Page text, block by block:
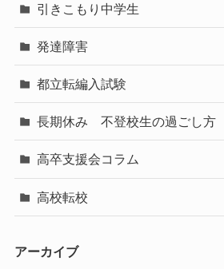
引きこもり中学生
発達障害
都立転編入試験
長期休み 不登校生の過ごし方
高卒支援会コラム
高校転校
アーカイブ